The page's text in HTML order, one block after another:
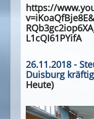
https://
L1cQI61PYifA
26.11.2018 -
Duisburg
Heute)